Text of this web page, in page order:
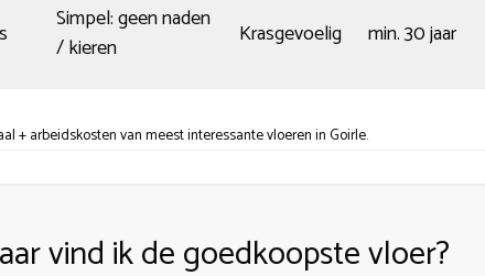
Simpel: geen naden
/ kieren
Krasgevoelig min. 30 jaar
+ arbeidskosten van meest interessante vloeren in Goirle.
vind ik de goedkoopste vloer?